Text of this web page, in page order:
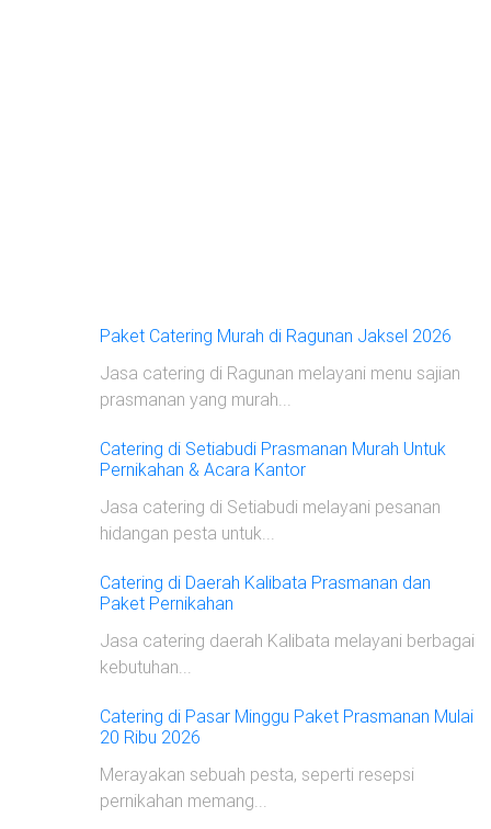
Paket Catering Murah di Ragunan Jaksel 2026
Jasa catering di Ragunan melayani menu sajian
prasmanan yang murah...
Catering di Setiabudi Prasmanan Murah Untuk
Pernikahan & Acara Kantor
Jasa catering di Setiabudi melayani pesanan
hidangan pesta untuk...
Catering di Daerah Kalibata Prasmanan dan
Paket Pernikahan
Jasa catering daerah Kalibata melayani berbagai
kebutuhan...
Catering di Pasar Minggu Paket Prasmanan Mulai
20 Ribu 2026
Merayakan sebuah pesta, seperti resepsi
pernikahan memang...